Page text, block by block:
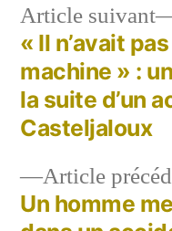
Navigation
de
l’article
Article
Un homme
Article suivant
« Il n’avait
machine » :
la suite d’un
Casteljaloux